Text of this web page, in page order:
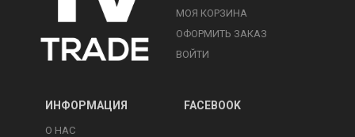
МОЯ КОРЗИНА
ОФОРМИТЬ ЗАКАЗ
ВОЙТИ
ИНФОРМАЦИЯ
О НАС
FACEBOOK